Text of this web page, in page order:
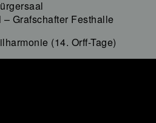
Grafschafter Festhalle
(14. Orff-Tage)